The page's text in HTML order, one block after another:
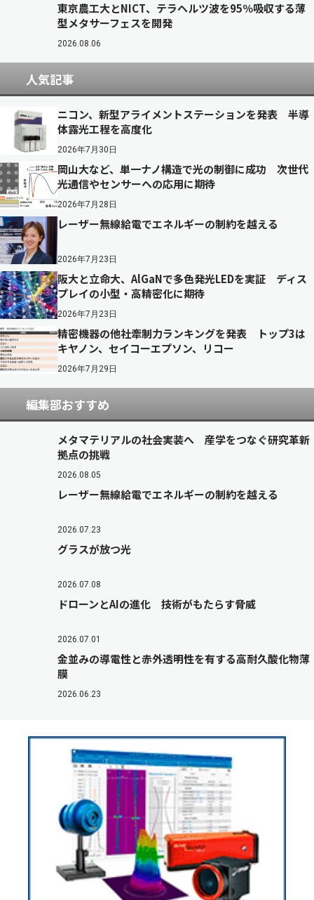
東京農工大とNICT、テラヘルツ波を95％吸収する薄
型メタサーフェスを開発
2026.08.06
人気記事
ニコン、新型アライメントステーションを発表 半導
体露光工程を高度化
2026年7月30日
岡山大など、単一ナノ構造で光の制御に成功 次世代
光通信やセンサーへの応用に期待
2026年7月28日
レーザー無線給電でエネルギーの制約を越える
2026年7月23日
阪大と立命大、AlGaNで多色発光LEDを実証 ディス
プレイの小型・高精密化に期待
2026年7月23日
精密機器の他社牽制力ランキングを発表 トップ3は
キヤノン、セイコーエプソン、リコー
2026年7月29日
編集部おすすめ
メタマテリアルの社会実装へ 産学をつなぐ研究革新
拠点の挑戦
2026.08.05
レーザー無線給電でエネルギーの制約を越える
2026.07.23
グラスが放つ光
2026.07.08
ドローンとAIの進化 技術がもたらす脅威
2026.07.01
金並みの導電性と赤外透明性を有する高耐久酸化物薄
膜
2026.06.23